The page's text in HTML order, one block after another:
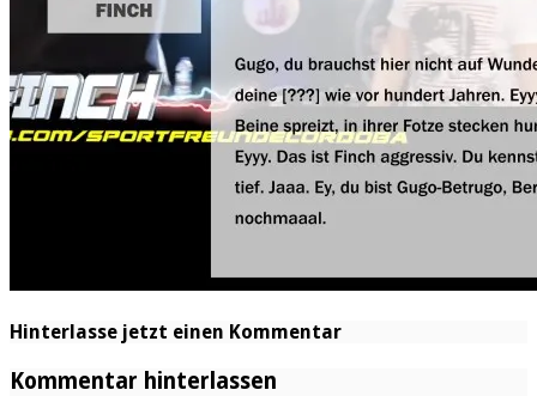
Hinterlasse jetzt einen Kommentar
Kommentar hinterlassen